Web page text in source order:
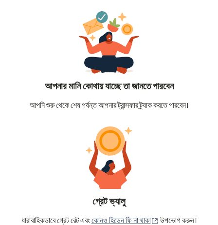
আপনার মানি কোথায় যাচ্ছে তা জানতে পারবেন
আপনি শুরু থেকে শেষ পর্যন্ত আপনার ট্রান্সফার ট্র্যাক করতে পারবেন।
গ্রেট ভ্যালু
ধারাবাহিকভাবে গ্রেট রেট এবংকোনও হিডেন ফি না থাকা (নতুন উইন্ডোতে খুলবে)
উপভোগ করুন।